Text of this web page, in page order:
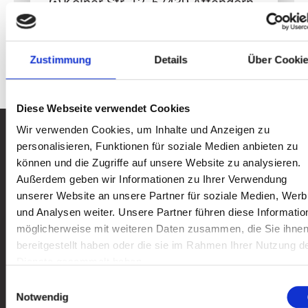
Zustimmung Details Über
Diese Webseite verwendet Cookies
Wir verwenden Cookies, um Inhalte und Anzeigen zu
personalisieren, Funktionen für soziale Medien anbieten zu
können und die Zugriffe auf unsere Website zu analysieren.
Außerdem geben wir Informationen zu Ihrer Verwendung
unserer Website an unsere Partner für soziale Medien,
und Analysen weiter. Unsere Partner führen diese
möglicherweise mit weiteren Daten zusammen, die Sie ihnen
bereitgestellt haben oder die sie im Rahmen Ihrer Nutzung
Notwendig
+49 2722 / 64141
+49 2722 / 64421
Hier ist immer etwas los!
Alle News ansehen
Alle News ansehen
Nǐ hǎo in Attendorn